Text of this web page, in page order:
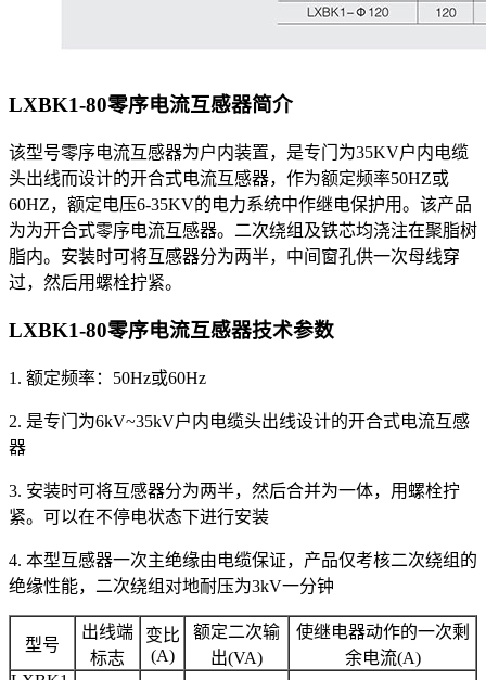
LXBK1-80零序电流互感器简介
该型号零序电流互感器为户内装置，是专门为35KV户内电缆
头出线而设计的开合式电流互感器，作为额定频率50HZ或
60HZ，额定电压6-35KV的电力系统中作继电保护用。该产品
为为开合式零序电流互感器。二次绕组及铁芯均浇注在聚脂树
脂内。安装时可将互感器分为两半，中间窗孔供一次母线穿
过，然后用螺栓拧紧。
LXBK1-80零序电流互感器技术参数
1. 额定频率：50Hz或60Hz
2. 是专门为6kV~35kV户内电缆头出线设计的开合式电流互感
器
3. 安装时可将互感器分为两半，然后合并为一体，用螺栓拧
紧。可以在不停电状态下进行安装
4. 本型互感器一次主绝缘由电缆保证，产品仅考核二次绕组的
绝缘性能，二次绕组对地耐压为3kV一分钟
型号
出线端
标志
变比
(A)
额定二次输
出(VA)
使继电器动作的一次剩
余电流(A)